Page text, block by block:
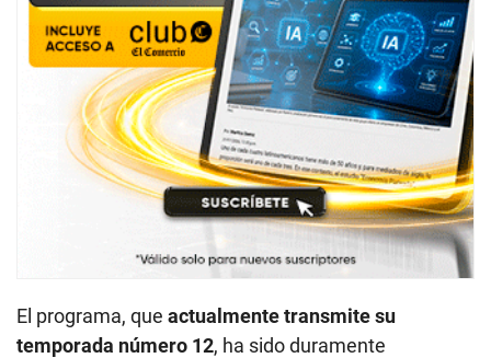
El programa, que actualmente transmite su
temporada número 12, ha sido duramente